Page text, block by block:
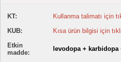
KT:
Kullanma talimatı için
KUB:
Kısa ürün bilgisi için
Etkin
madde:
levodopa + karbidopa